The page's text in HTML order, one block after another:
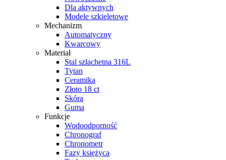
Dla aktywnych
Modele szkieletowe
Mechanizm
Automatyczny
Kwarcowy
Materiał
Stal szlachetna 316L
Tytan
Ceramika
Złoto 18 ct
Skóra
Guma
Funkcje
Wodoodporność
Chronograf
Chronometr
Fazy księżyca